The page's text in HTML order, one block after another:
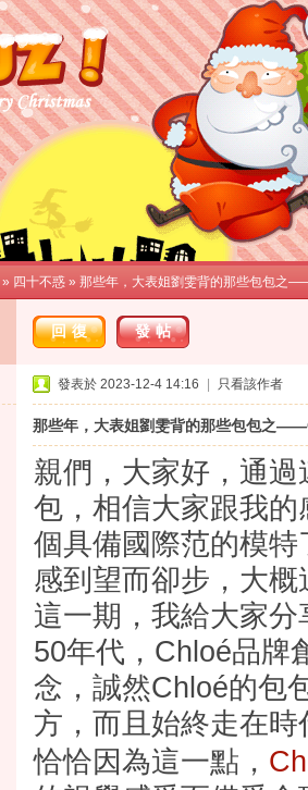
» 四十不惑 » 那些年，大表姐劉雯背的那些包包之
回復 發帖
發表於 2023-12-4 14:16 只看該作者
那些年，大表姐劉雯背的那些包包之
親們，大家好，通
包，相信大家跟我
個具備國際范的模
感到望而卻步，大
這一期，我給大家
50年代，Chloé品牌
念，誠然Chloé的包
方，而且始終走在時
恰恰因為這一點，